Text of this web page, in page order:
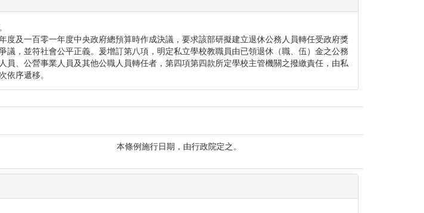
度及一百零一年度中央政府總預算時作成決議，要求該部研擬建立退休公務人員轉任受政府獎
議，並符社會公平正義。爰增訂第八項，明定私立學校教職員由已領退休（職、伍）金之公務
員、公營事業人員及其他公職人員轉任者，第四項第四款所定學校主管機關之撥繳責任，由私
依序遞移。
本條例施行日期，由行政院定之。